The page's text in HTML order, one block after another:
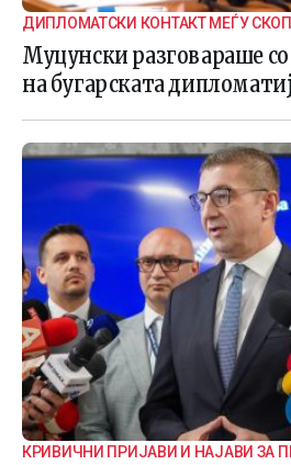
ДИПЛОМАТСКИ КОНТАКТ МЕЃУ
Муцунски разговараше
на бугарската
КРИВИЧНИ ПРИЈАВИ И НАЈАВИ ЗА